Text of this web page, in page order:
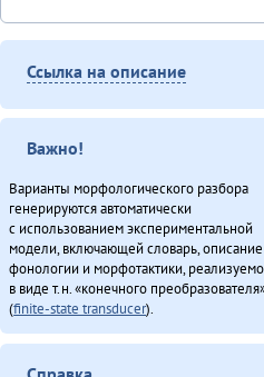
Ссылка на описание
Важно!
Варианты морфологического разбора
генерируются автоматически
с использованием экспериментальной
модели, включающей словарь, описание
фонологии и морфотактики,
в виде т.н. «конечного
(finite-state transducer).